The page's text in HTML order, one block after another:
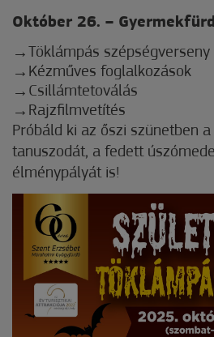
Október 26. –
Töklámpás szépségverseny
Kézműves foglalkozások
Csillámtetoválás
Rajzfilmvetítés
Próbáld ki az őszi szünetben
tanuszodát, a fedett
élménypályát is!